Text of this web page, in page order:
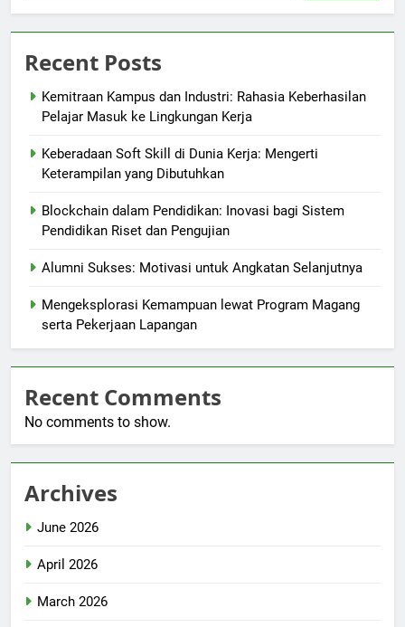
Recent Posts
Kemitraan Kampus dan Industri: Rahasia Keberhasilan
Pelajar Masuk ke Lingkungan Kerja
Keberadaan Soft Skill di Dunia Kerja: Mengerti
Keterampilan yang Dibutuhkan
Blockchain dalam Pendidikan: Inovasi bagi Sistem
Pendidikan Riset dan Pengujian
Alumni Sukses: Motivasi untuk Angkatan Selanjutnya
Mengeksplorasi Kemampuan lewat Program Magang
serta Pekerjaan Lapangan
Recent Comments
No comments to show.
Archives
June 2026
April 2026
March 2026